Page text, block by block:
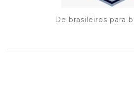
De brasileiros para